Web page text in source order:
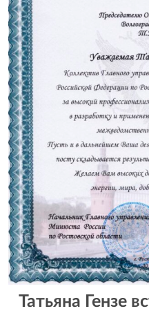
Татьяна Гензе